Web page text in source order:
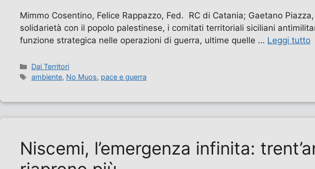
Mimmo Cosentino, Felice Rappazzo, Fed. RC di Catania; Gaetano
solidarietà con il popolo palestinese, i comitati territoriali siciliani
funzione strategica nelle operazioni di guerra, ultime quelle … Leggi tutto
Categorie
Dai Territori
Tag
ambiente, No Muos, pace e guerra
​Niscemi, l’emergenza infinita: